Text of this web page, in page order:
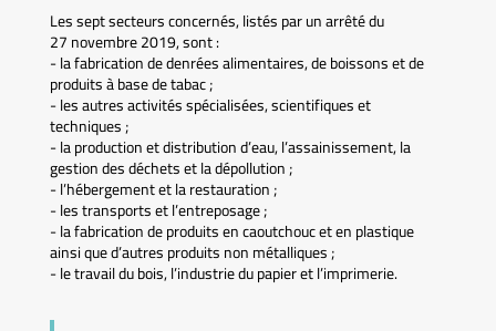
Les sept secteurs concernés, listés par un arrêté du
27 novembre 2019, sont :
- la fabrication de denrées alimentaires, de boissons et de
produits à base de tabac ;
- les autres activités spécialisées, scientifiques et
techniques ;
- la production et distribution d’eau, l’assainissement, la
gestion des déchets et la dépollution ;
- l’hébergement et la restauration ;
- les transports et l’entreposage ;
- la fabrication de produits en caoutchouc et en plastique
ainsi que d’autres produits non métalliques ;
- le travail du bois, l’industrie du papier et l’imprimerie.